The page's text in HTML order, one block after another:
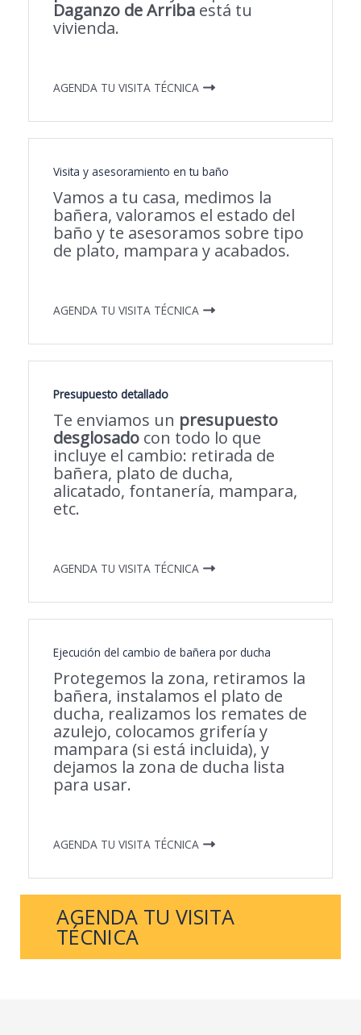
Daganzo de Arriba está tu
vivienda.
AGENDA TU VISITA TÉCNICA
Visita y asesoramiento en tu baño
Vamos a tu casa, medimos la
bañera, valoramos el estado del
baño y te asesoramos sobre tipo
de plato, mampara y acabados.
AGENDA TU VISITA TÉCNICA
Presupuesto detallado
Te enviamos un presupuesto
desglosado con todo lo que
incluye el cambio: retirada de
bañera, plato de ducha,
alicatado, fontanería, mampara,
etc.
AGENDA TU VISITA TÉCNICA
Ejecución del cambio de bañera por ducha
Protegemos la zona, retiramos la
bañera, instalamos el plato de
ducha, realizamos los remates de
azulejo, colocamos grifería y
mampara (si está incluida), y
dejamos la zona de ducha lista
para usar.
AGENDA TU VISITA TÉCNICA
AGENDA TU VISITA
TÉCNICA